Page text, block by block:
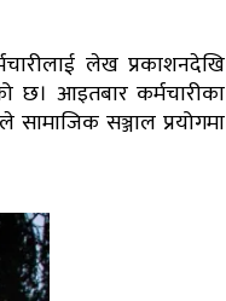
लेख प्रकाशनदेखि
छ। आइतबार कर्मचारीका
सामाजिक सञ्जाल प्रयोगमा